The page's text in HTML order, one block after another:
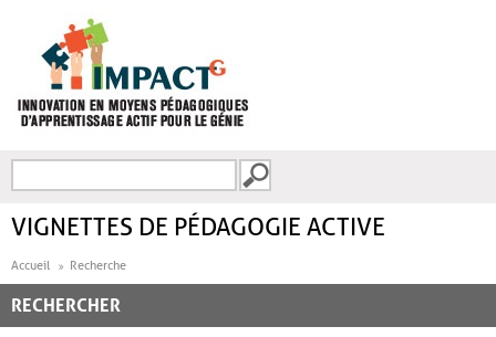
FORMULAIRE DE
VIGNETTES DE PÉDAGOGIE ACTIVE
Accueil Recherche
RECHERCHER